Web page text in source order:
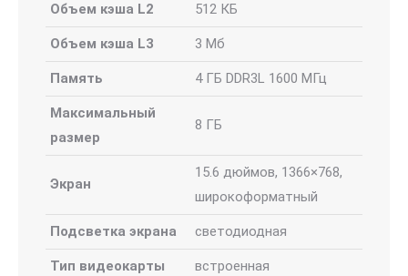
Объем кэша L2 512 КБ
Объем кэша L3 3 Мб
Память 4 ГБ DDR3L 1600 МГц
Максимальный
размер
8 ГБ
Экран
15.6 дюймов, 1366×768,
широкоформатный
Подсветка экрана светодиодная
Тип видеокарты встроенная